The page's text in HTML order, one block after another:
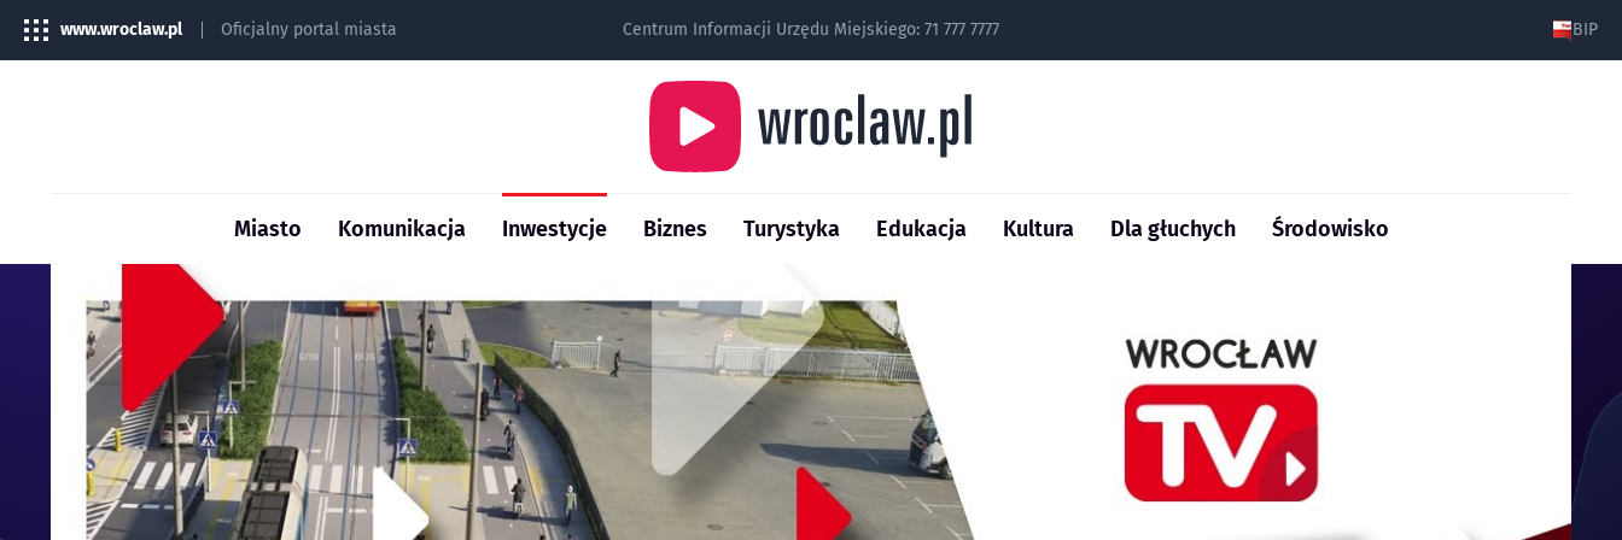
www.wroclaw.pl Oficjalny portal miasta Centrum Informacji Urzędu Miejskiego: 71 777 7777 BIP
Miasto Komunikacja Inwestycje Biznes Turystyka Edukacja Kultura Dla głuchych Środowisko